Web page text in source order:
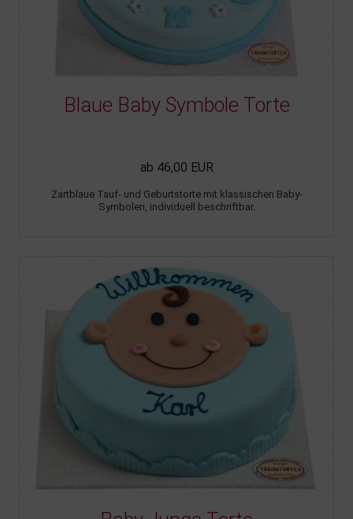
Blaue Baby Symbole Torte
ab 46,00 EUR
Zartblaue Tauf- und Geburtstorte mit klassischen Baby-
Symbolen, individuell beschriftbar.